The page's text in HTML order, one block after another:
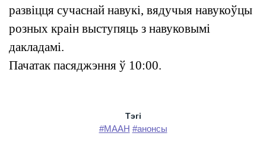
развіцця сучаснай навукі, вядучыя навукоўцы
розных краін выступяць з навуковымі
дакладамі.
Пачатак пасяджэння ў 10:00.
Тэгi
#МААН #анонсы